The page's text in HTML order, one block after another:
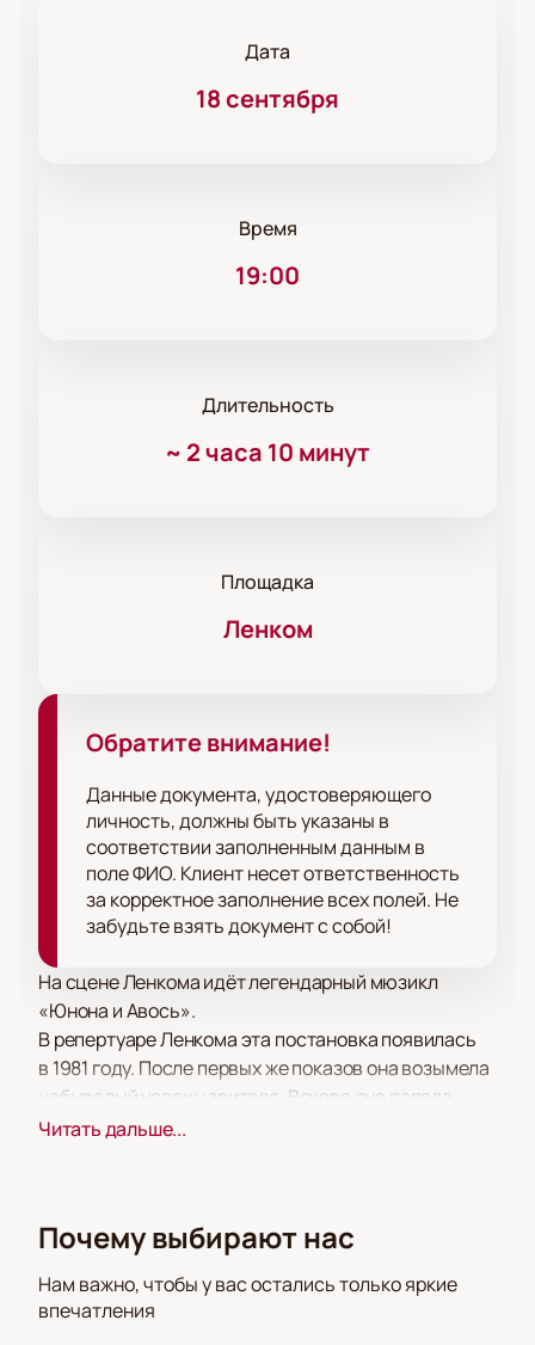
Дата
18 сентября
Время
19:00
Длительность
~ 2 часа 10 минут
Площадка
Ленком
Обратите внимание!
Данные документа, удостоверяющего
личность, должны быть указаны в
соответствии заполненным данным в
поле ФИО. Клиент несет ответственность
за корректное заполнение всех полей. Не
забудьте взять документ с собой!
На сцене Ленкома идёт легендарный мюзикл
«Юнона и Авось».
В репертуаре Ленкома эта постановка появилась
в 1981 году. После первых же показов она возымела
небывалый успех у зрителя. Вскоре она попала
и на зарубежные сцены, превзойдя все ожидания.
в Ленкомедо сих пор раскупаются практически
показов.
Создатели произведения в своё время определили
Читать дальше...
Почему выбирают нас
Нам важно, чтобы у вас остались только яркие
впечатления